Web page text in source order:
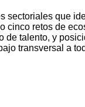
que
retos de
talento, y
transversal a